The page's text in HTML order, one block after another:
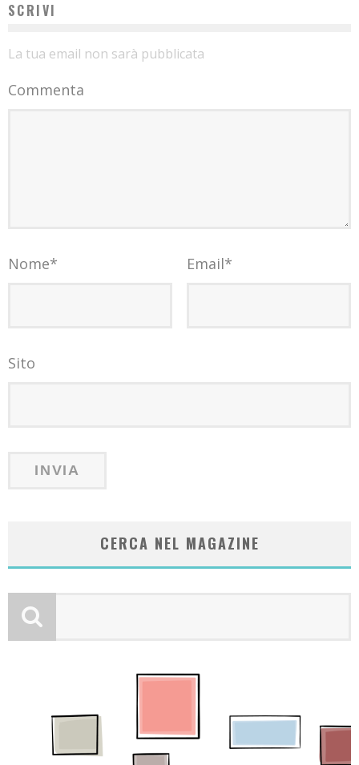
SCRIVI
La tua email non sarà pubblicata
Commenta
Nome* Email*
Sito
CERCA NEL MAGAZINE